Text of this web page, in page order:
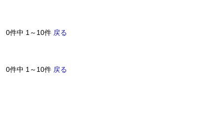
0件中 1～10件 戻る
0件中 1～10件 戻る